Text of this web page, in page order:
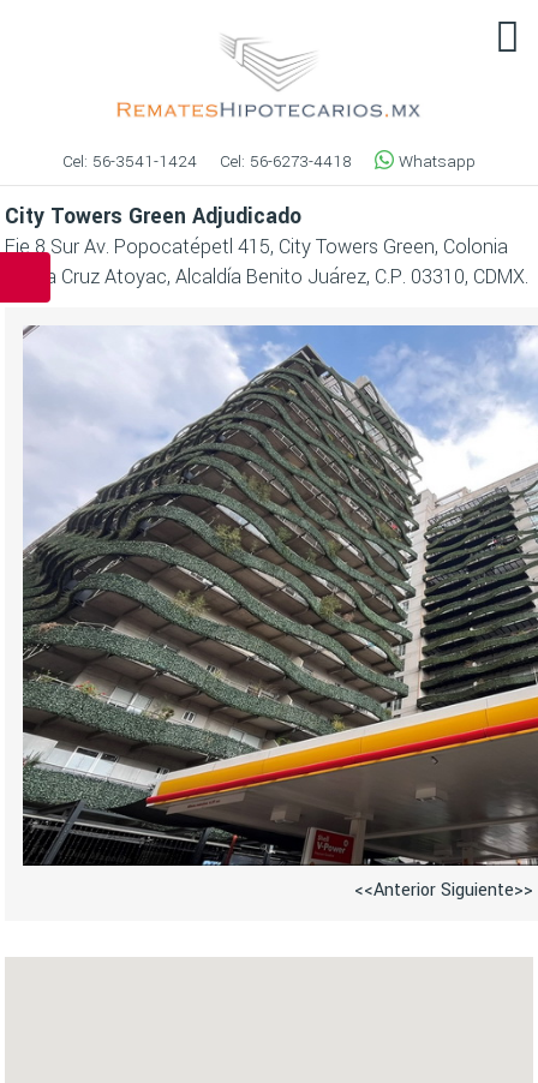
Cel: 56-3541-1424 Cel: 56-6273-4418 Whatsapp
City Towers Green Adjudicado
Eje 8 Sur Av. Popocatépetl 415, City Towers Green, Colonia
Santa Cruz Atoyac, Alcaldía Benito Juárez, C.P. 03310, CDMX.
<<AnteriorSiguiente>>